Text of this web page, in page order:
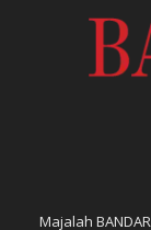
Majalah